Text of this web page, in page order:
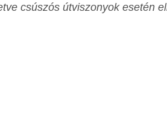
csúszós útviszonyok esetén